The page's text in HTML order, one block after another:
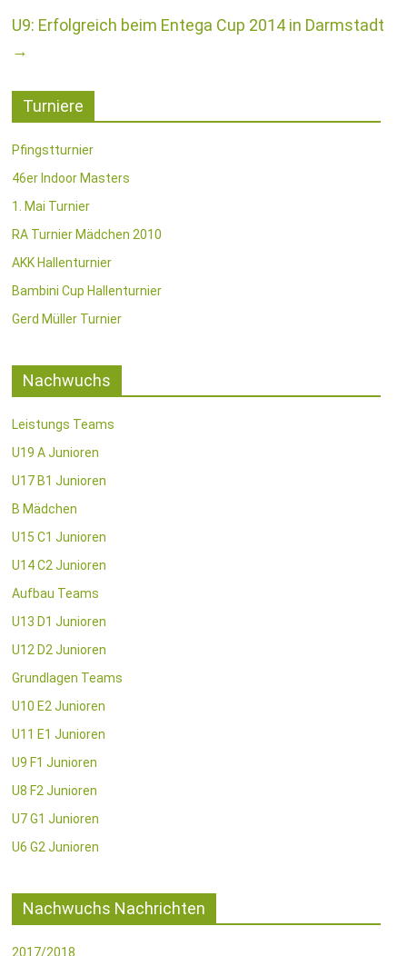
U9: Erfolgreich beim Entega Cup 2014 in Darmstadt
→
Turniere
Pfingstturnier
46er Indoor Masters
1. Mai Turnier
RA Turnier Mädchen 2010
AKK Hallenturnier
Bambini Cup Hallenturnier
Gerd Müller Turnier
Nachwuchs
Leistungs Teams
U19 A Junioren
U17 B1 Junioren
B Mädchen
U15 C1 Junioren
U14 C2 Junioren
Aufbau Teams
U13 D1 Junioren
U12 D2 Junioren
Grundlagen Teams
U10 E2 Junioren
U11 E1 Junioren
U9 F1 Junioren
U8 F2 Junioren
U7 G1 Junioren
U6 G2 Junioren
Nachwuchs Nachrichten
2017/2018